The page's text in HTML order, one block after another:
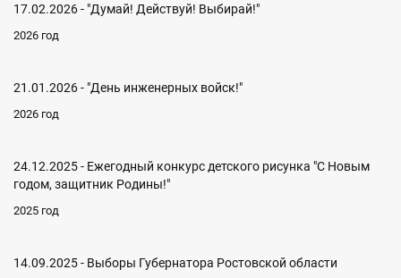
17.02.2026 - "Думай! Действуй! Выбирай!"
2026 год
21.01.2026 - "День инженерных войск!"
2026 год
24.12.2025 - Ежегодный конкурс детского рисунка "С Новым
годом, защитник Родины!"
2025 год
14.09.2025 - Выборы Губернатора Ростовской области